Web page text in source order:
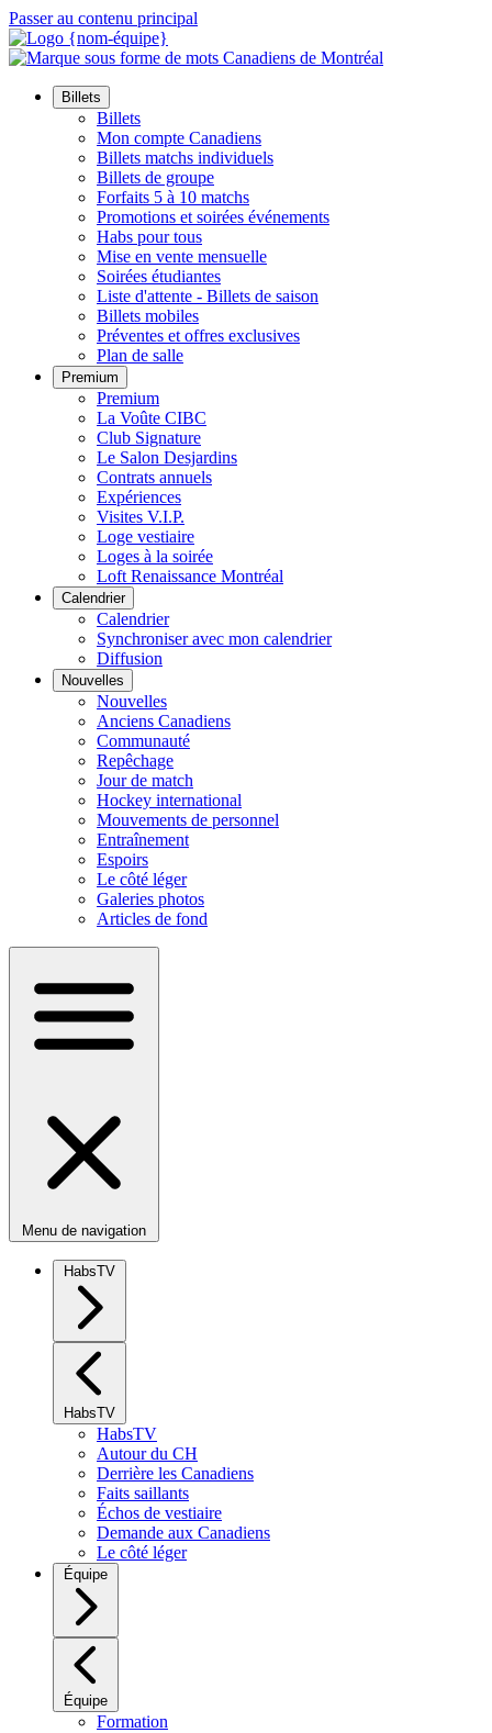
Passer au contenu principal
Billets
Billets
Mon compte Canadiens
Billets matchs individuels
Billets de groupe
Forfaits 5 à 10 matchs
Promotions et soirées événements
Habs pour tous
Mise en vente mensuelle
Soirées étudiantes
Liste d'attente - Billets de saison
Billets mobiles
Préventes et offres exclusives
Plan de salle
Premium
Premium
La Voûte CIBC
Club Signature
Le Salon Desjardins
Contrats annuels
Expériences
Visites V.I.P.
Loge vestiaire
Loges à la soirée
Loft Renaissance Montréal
Calendrier
Calendrier
Synchroniser avec mon calendrier
Diffusion
Nouvelles
Nouvelles
Anciens Canadiens
Communauté
Repêchage
Jour de match
Hockey international
Mouvements de personnel
Entraînement
Espoirs
Le côté léger
Galeries photos
Articles de fond
Menu de navigation
HabsTV
HabsTV
HabsTV
Autour du CH
Derrière les Canadiens
Faits saillants
Échos de vestiaire
Demande aux Canadiens
Le côté léger
Équipe
Équipe
Formation